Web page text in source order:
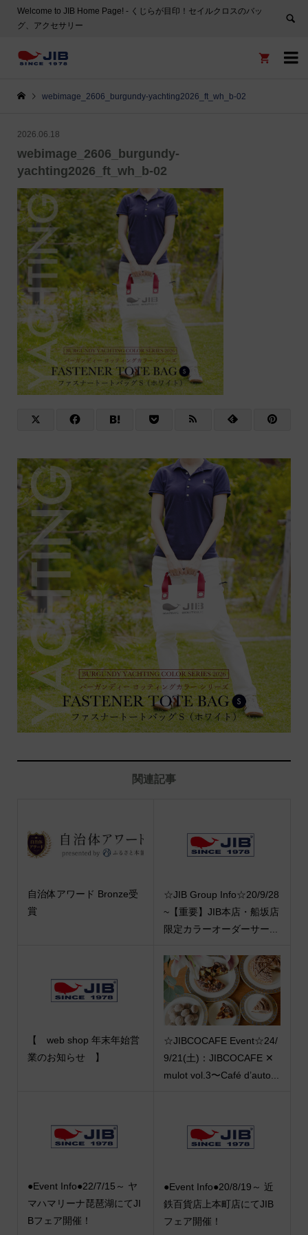
Welcome to JIB Home Page! ‐ くじらが目印！セイルクロスのバッ
グ、アクセサリー


webimage_2606_burgundy-yachting2026_ft_wh_b-02
2026.06.18
webimage_2606_burgundy-
yachting2026_ft_wh_b-02
関連記事
自治体アワード Bronze受
賞
☆JIB Group Info☆20/9/28
~【重要】JIB本店・船坂店
限定カラーオーダーサー...
【 web shop 年末年始営
業のお知らせ 】
☆JIBCOCAFE Event☆24/
9/21(土)：JIBCOCAFE ✕
mulot vol.3〜Café d’auto...
●Event Info●22/7/15～ ヤ
マハマリーナ琵琶湖にてJI
Bフェア開催！
●Event Info●20/8/19～ 近
鉄百貨店上本町店にてJIB
フェア開催！